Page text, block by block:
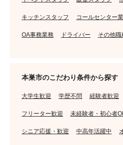
キッチンスタッフ コールセンター
OA事務業務 ドライバー その他職
本巣市のこだわり条件から探す
大学生歓迎 学歴不問 経験者歓迎
フリーター歓迎 未経験者・初心者
シニア応援・歓迎 中高年活躍中